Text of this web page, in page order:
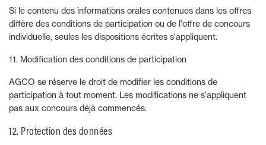
Si le contenu des informations orales contenues dans les offres
diffère des conditions de participation ou de l'offre de concours
individuelle, seules les dispositions écrites s'appliquent.
11. Modification des conditions de participation
AGCO se réserve le droit de modifier les conditions de
participation à tout moment. Les modifications ne s'appliquent
pas aux concours déjà commencés.
12. Protection des données